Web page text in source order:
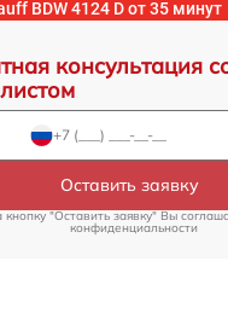
BDW 4124 D от 35 минут
консультация
Оставить заявку
"Оставить заявку" Вы
конфиденциальности